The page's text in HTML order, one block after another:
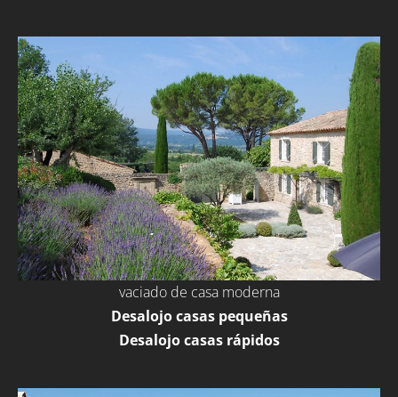
vaciado de casa moderna
Desalojo casas pequeñas
Desalojo casas rápidos